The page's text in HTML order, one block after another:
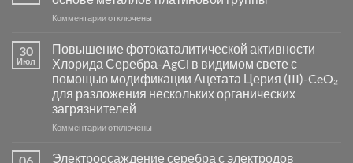
Комментариик
Пламенный
синтез
катализаторов
и
сенсоров
на
основе
отключены
30
Июл
Повышение фотокаталитической активности
Хлорида Серебра-AgCl в видимом свете с
помощью модификации Ацетата Церия (III)-CeO₂
для разложения нескольких органических
загрязнителей
Комментариикотключены
Электроосаждение серебра с электродов